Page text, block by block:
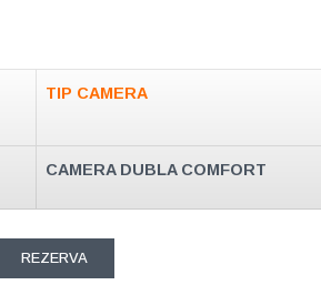
TIP CAMERA
CAMERA DUBLA COMFORT
REZERVA